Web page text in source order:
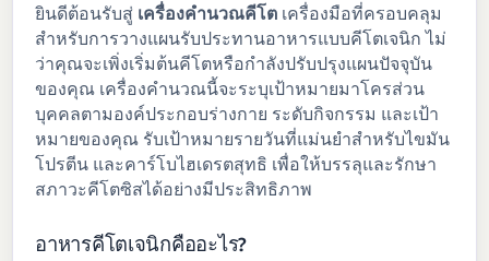
ยินดีต้อนรับสู่ เครื่องคำนวณคีโต เครื่องมือที่ครอบคลุม
สำหรับการวางแผนรับประทานอาหารแบบคีโตเจนิก ไม่
ว่าคุณจะเพิ่งเริ่มต้นคีโตหรือกำลังปรับปรุงแผนปัจจุบัน
ของคุณ เครื่องคำนวณนี้จะระบุเป้าหมายมาโครส่วน
บุคคลตามองค์ประกอบร่างกาย ระดับกิจกรรม และเป้า
หมายของคุณ รับเป้าหมายรายวันที่แม่นยำสำหรับไขมัน
โปรตีน และคาร์โบไฮเดรตสุทธิ เพื่อให้บรรลุและรักษา
สภาวะคีโตซิสได้อย่างมีประสิทธิภาพ
อาหารคีโตเจนิกคืออะไร?